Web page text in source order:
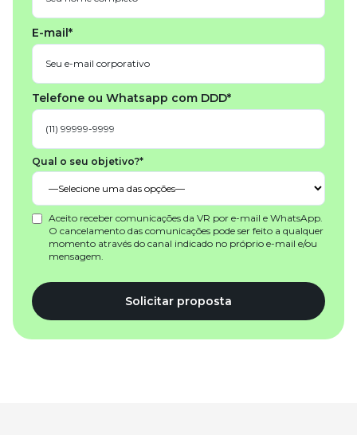
E-mail*
Telefone ou Whatsapp com DDD*
Qual o seu objetivo?*
Aceito receber comunicações da VR por e-mail e WhatsApp.
O cancelamento das comunicações pode ser feito a qualquer
momento através do canal indicado no próprio e-mail e/ou
mensagem.
Solicitar proposta